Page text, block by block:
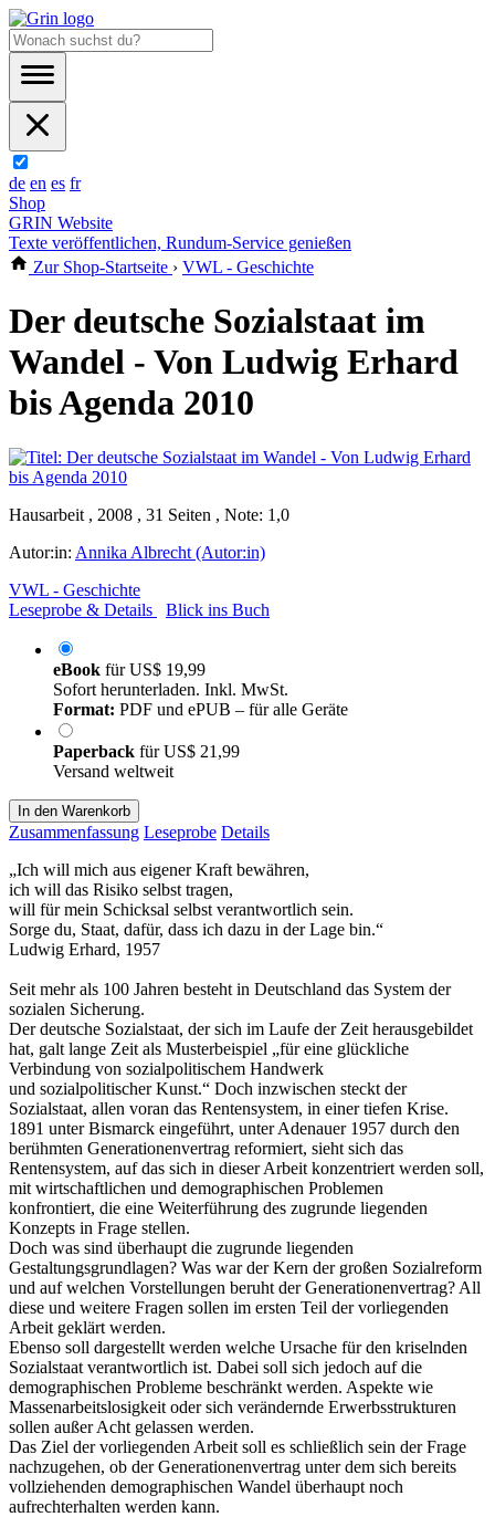
de en es fr
Shop
GRIN Website
Texte veröffentlichen, Rundum-Service genießen
Zur Shop-Startseite › VWL - Geschichte
Der deutsche Sozialstaat im
Wandel - Von Ludwig Erhard
bis Agenda 2010
Hausarbeit , 2008 , 31 Seiten , Note: 1,0
Autor:in: Annika Albrecht (Autor:in)
VWL - Geschichte
Leseprobe & Details
Blick ins Buch
eBook fürUS$ 19,99
Sofort herunterladen. Inkl. MwSt.
Format: PDF und ePUB – für alle Geräte
Paperback fürUS$ 21,99
Versand weltweit
In den Warenkorb
Zusammenfassung Leseprobe Details
„Ich will mich aus eigener Kraft bewähren,
ich will das Risiko selbst tragen,
will für mein Schicksal selbst verantwortlich sein.
Sorge du, Staat, dafür, dass ich dazu in der Lage bin.“
Ludwig Erhard, 1957
Seit mehr als 100 Jahren besteht in Deutschland das System der
sozialen Sicherung.
Der deutsche Sozialstaat, der sich im Laufe der Zeit herausgebildet
hat, galt lange Zeit als Musterbeispiel „für eine glückliche
Verbindung von sozialpolitischem Handwerk
und sozialpolitischer Kunst.“ Doch inzwischen steckt der
Sozialstaat, allen voran das Rentensystem, in einer tiefen Krise.
1891 unter Bismarck eingeführt, unter Adenauer 1957 durch den
berühmten Generationenvertrag reformiert, sieht sich das
Rentensystem, auf das sich in dieser Arbeit konzentriert werden soll,
mit wirtschaftlichen und demographischen Problemen
konfrontiert, die eine Weiterführung des zugrunde liegenden
Konzepts in Frage stellen.
Doch was sind überhaupt die zugrunde liegenden
Gestaltungsgrundlagen? Was war der Kern der großen Sozialreform
und auf welchen Vorstellungen beruht der Generationenvertrag? All
diese und weitere Fragen sollen im ersten Teil der vorliegenden
Arbeit geklärt werden.
Ebenso soll dargestellt werden welche Ursache für den kriselnden
Sozialstaat verantwortlich ist. Dabei soll sich jedoch auf die
demographischen Probleme beschränkt werden. Aspekte wie
Massenarbeitslosigkeit oder sich verändernde Erwerbsstrukturen
sollen außer Acht gelassen werden.
Das Ziel der vorliegenden Arbeit soll es schließlich sein der Frage
nachzugehen, ob der Generationenvertrag unter dem sich bereits
vollziehenden demographischen Wandel überhaupt noch
aufrechterhalten werden kann.